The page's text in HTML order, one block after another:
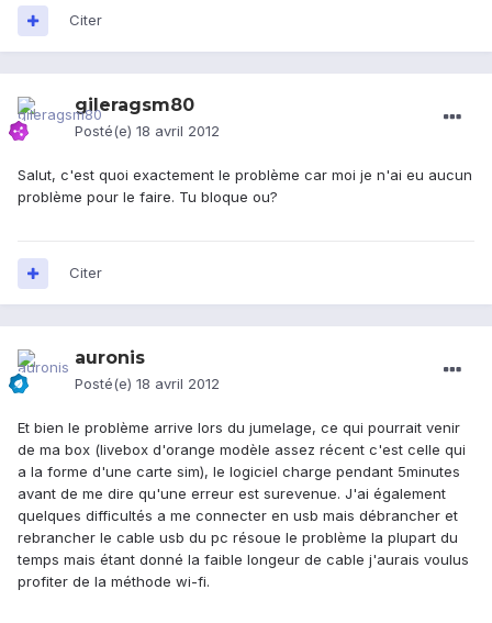
Citer
gileragsm80
Posté(e) 18 avril 2012
Salut, c'est quoi exactement le problème car moi je n'ai eu aucun
problème pour le faire. Tu bloque ou?
Citer
auronis
Posté(e) 18 avril 2012
Et bien le problème arrive lors du jumelage, ce qui pourrait venir
de ma box (livebox d'orange modèle assez récent c'est celle qui
a la forme d'une carte sim), le logiciel charge pendant 5minutes
avant de me dire qu'une erreur est surevenue. J'ai également
quelques difficultés a me connecter en usb mais débrancher et
rebrancher le cable usb du pc résoue le problème la plupart du
temps mais étant donné la faible longeur de cable j'aurais voulus
profiter de la méthode wi-fi.